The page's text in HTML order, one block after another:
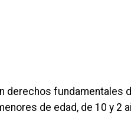
derechos fundamentales
de edad, de 10 y 2